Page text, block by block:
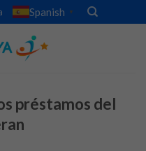
Spanish ▼
préstamos del